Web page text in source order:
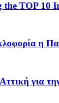
the TOP 10
η
για